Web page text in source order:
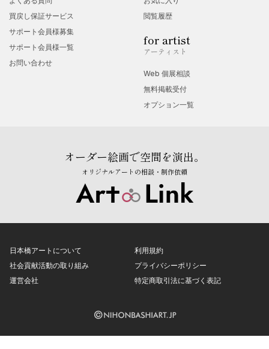
買戻し保証サービス
サポート会員様募集
サポート会員様一覧
お問い合わせ
閲覧履歴
for artist
アーティスト
Web 個展相談
無料掲載受付
オプション一覧
オーダー絵画で空間を演出。
オリジナルアートの相談・制作依頼
日本橋アートについて
社会貢献活動の取り組み
運営会社
利用規約
プライバシーポリシー
特定商取引法に基づく表記